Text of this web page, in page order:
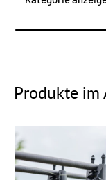
Produkte im